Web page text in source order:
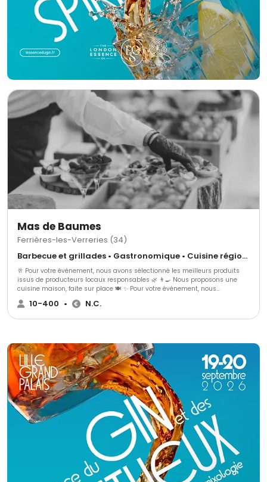
Pour un service encore plus attentionné, nous proposons également les
repas des prestataires (photographes, nounous, équipes techniques…),
afin que chacun bénéficie d’une prise en charge optimale. Le jour de votre
événement, notre équipe est présente à vos côtés pour assurer un
déroulement parfait, dans les moindres détails.
Mas de Baumes
Ferrières-les-Verreries (34)
Barbecue et grillades • Gastronomique • Cuisine régionale
🥂 Pour votre événement, nous avons sélectionné les meilleurs produits
issus de producteurs locaux responsables 🌿 👨‍🍳 Nous proposons une
cuisine maison, faite sur place 🍽️ ✨ Pour votre événement, nous
proposons : 🍢 3 gammes de cocktails dînatoires 🍽️ 3 gammes de repas
assis ➕ Avec une possibilité d’options supplémentaires pour s’adapter au10-400 • N.C.